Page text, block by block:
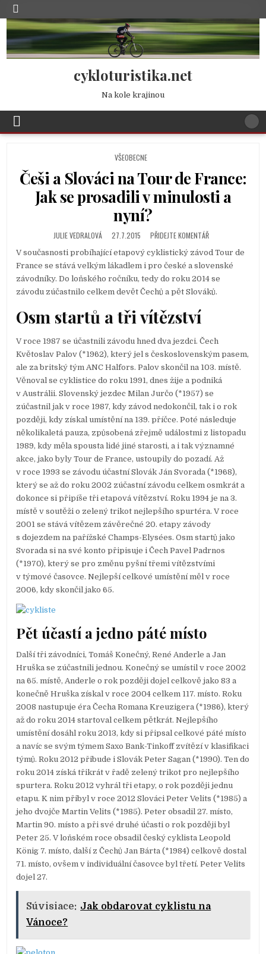
cykloturistika.net
Na kole krajinou
POSTED
VŠEOBECNE
Češi a Slováci na Tour de France:
Jak se prosadili v minulosti a
nyní?
JULIE VEDRALOVÁ 27.7.2015 PŘIDEJTE KOMENTÁŘ
V současnosti probíhající etapový cyklistický závod Tour de
France se stává velkým lákadlem i pro české a slovenské
závodníky. Do loňského ročníku, tedy do roku 2014 se
závodu zúčastnilo celkem devět Čechů a pět Slováků.
Osm startů a tři vítězství
V roce 1987 se účastnili závodu hned dva jezdci. Čech
Květoslav Palov (*1962), který jel s československým pasem,
ale za britský tým ANC Halfors. Palov skončil na 103. místě.
Věnoval se cyklistice do roku 1991, dnes žije a podniká
v Austrálii. Slovenský jezdec Milan Jurčo (*1957) se
zúčastnil jak v roce 1987, kdy závod nedokončil, tak i o rok
později, kdy získal umístění na 139. příčce. Poté následuje
několikaletá pauza, způsobená zřejmě událostmi z listopadu
1989, kdy měla spousta lidé jiné starosti, a i tak významné
akce, jako byly Tour de France, ustoupily do pozadí. Až
v roce 1993 se závodu účastní Slovák Ján Svorada (*1968),
který se až do roku 2002 zúčastní závodu celkem osmkrát a
dokonce si připíše tři etapová vítězství. Roku 1994 je na 3.
místě v soutěži o zelený trikot nejlepšího spurtéra. V roce
2001 se stává vítězem závěrečné 20. etapy závody
s dojezdem na pařížské Champs-Elysées. Osm startů jako
Svorada si na své konto připisuje i Čech Pavel Padrnos
(*1970), který se pro změnu pyšní třemi vítězstvími
v týmové časovce. Nejlepší celkové umístění měl v roce
2006, kdy skončil jako 65.
Pět účastí a jedno páté místo
Další tři závodníci, Tomáš Konečný, René Anderle a Jan
Hruška se zúčastnili jednou. Konečný se umístil v roce 2002
na 65. místě, Anderle o rok později dojel celkově jako 83 a
konečně Hruška získal v roce 2004 celkem 117. místo. Roku
2008 nastupuje éra Čecha Romana Kreuzigera (*1986), který
až do roku 2014 startoval celkem pětkrát. Nejlepšího
umístění dosáhl roku 2013, kdy si připsal celkové páté místo
a navíc se svým týmem Saxo Bank-Tinkoff zvítězí v klasifikaci
týmů. Roku 2012 přibude i Slovák Peter Sagan (*1990). Ten do
roku 2014 získá třikrát v řadě zelený trikot pro nejlepšího
spurtera. Roku 2012 vyhrál tři etapy, o rok později jednu
etapu. K nim přibyl v roce 2012 Slováci Peter Velits (*1985) a
jeho dvojče Martin Velits (*1985). Peter obsadil 27. místo,
Martin 90. místo a při své druhé účasti o rok později byl
Peter 25. V loňském roce obsadil český cyklista Leopold
König 7. místo, další z Čechů Jan Bárta (*1984) celkově dostal
71. místo, ovšem v individuální časovce byl třetí. Peter Velits
dojel 27.
Súvisiace: Jak obdarovat cyklistu na
Vánoce?